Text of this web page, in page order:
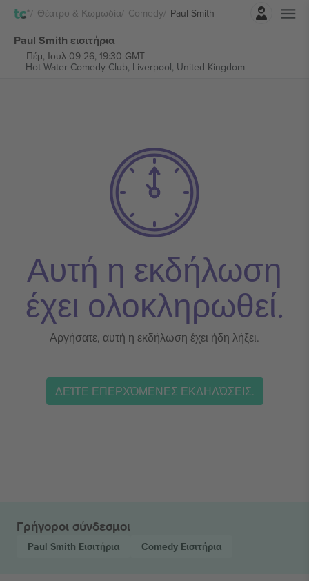
Θέατρο & Κωμωδία Comedy Paul Smith
Σύνδεση
Paul Smith εισιτήρια
Πέμ, Ιουλ 09 26, 19:30 GMT
Hot Water Comedy Club, Liverpool, United Kingdom
Αυτή η εκδήλωση
έχει ολοκληρωθεί.
Αργήσατε, αυτή η εκδήλωση έχει ήδη λήξει.
ΔΕΊΤΕ ΕΠΕΡΧΌΜΕΝΕΣ ΕΚΔΗΛΏΣΕΙΣ.
Γρήγοροι σύνδεσμοι
Paul Smith Εισιτήρια Comedy Εισιτήρια